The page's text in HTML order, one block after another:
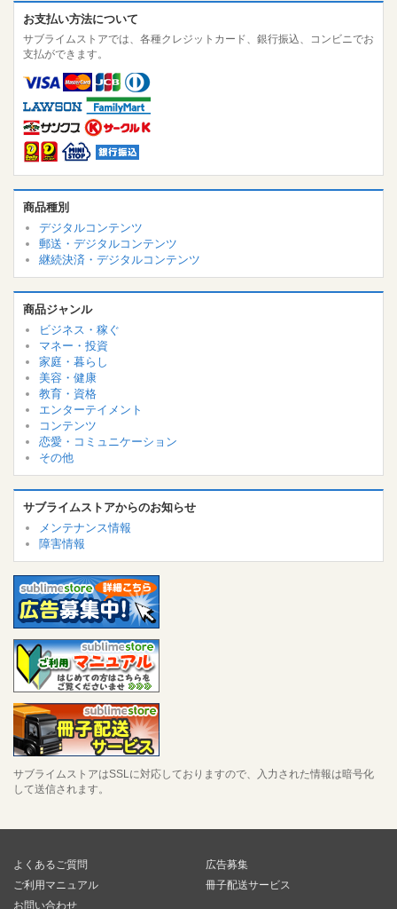
お支払い方法について
サブライムストアでは、各種クレジットカード、銀行振込、コンビニでお
支払ができます。
商品種別
デジタルコンテンツ
郵送・デジタルコンテンツ
継続決済・デジタルコンテンツ
商品ジャンル
ビジネス・稼ぐ
マネー・投資
家庭・暮らし
美容・健康
教育・資格
エンターテイメント
コンテンツ
恋愛・コミュニケーション
その他
サブライムストアからのお知らせ
メンテナンス情報
障害情報
サブライムストアはSSLに対応しておりますので、入力された情報は暗号化
して送信されます。
よくあるご質問
ご利用マニュアル
お問い合わせ
広告募集
冊子配送サービス